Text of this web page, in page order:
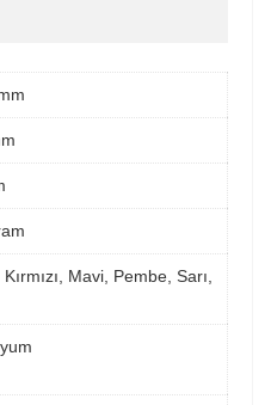
Mavi, Pembe, Sarı,